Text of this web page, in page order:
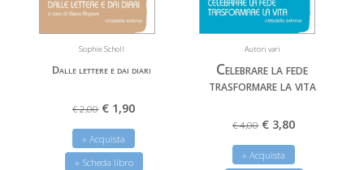
Sophie Scholl
Dalle lettere e dai diari
€ 2,00 € 1,90
» Acquista
» Scheda libro
Autori vari
Celebrare la fede
trasformare la vita
€ 4,00 € 3,80
» Acquista